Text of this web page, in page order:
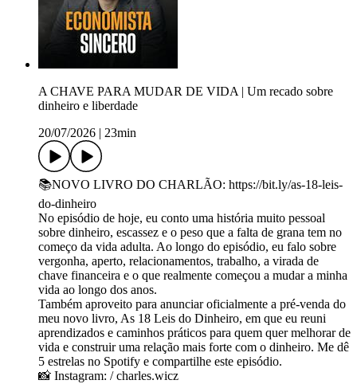
A CHAVE PARA MUDAR DE VIDA | Um recado sobre
dinheiro e liberdade
20/07/2026
23min
📚NOVO LIVRO DO CHARLÃO: https://bit.ly/as-18-leis-
do-dinheiro
No episódio de hoje, eu conto uma história muito pessoal
sobre dinheiro, escassez e o peso que a falta de grana tem no
começo da vida adulta. Ao longo do episódio, eu falo sobre
vergonha, aperto, relacionamentos, trabalho, a virada de
chave financeira e o que realmente começou a mudar a minha
vida ao longo dos anos.
Também aproveito para anunciar oficialmente a pré-venda do
meu novo livro, As 18 Leis do Dinheiro, em que eu reuni
aprendizados e caminhos práticos para quem quer melhorar de
vida e construir uma relação mais forte com o dinheiro. Me dê
5 estrelas no Spotify e compartilhe este episódio.
📸 Instagram: / charles.wicz